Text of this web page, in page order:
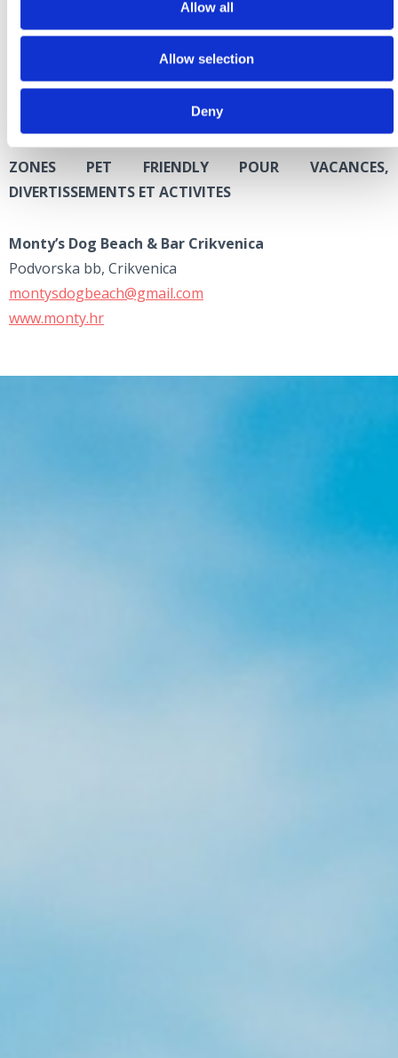
Allow all
Allow selection
Deny
Restaurants Pet friendly - liste
ZONES PET FRIENDLY POUR VACANCES,
DIVERTISSEMENTS ET ACTIVITES
Monty’s Dog Beach & Bar Crikvenica
Podvorska bb, Crikvenica
montysdogbeach@gmail.com
www.monty.hr